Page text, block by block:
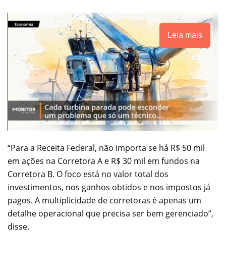
Leia mais
“Para a Receita Federal, não importa se há R$ 50 mil
em ações na Corretora A e R$ 30 mil em fundos na
Corretora B. O foco está no valor total dos
investimentos, nos ganhos obtidos e nos impostos já
pagos. A multiplicidade de corretoras é apenas um
detalhe operacional que precisa ser bem gerenciado”,
disse.